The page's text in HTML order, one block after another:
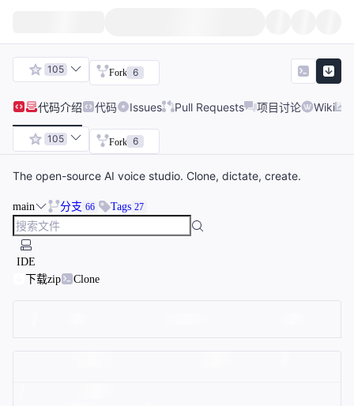
105 Fork 6
代码介绍 代码 Issues Pull Requests 项目讨论 Wiki
105 Fork 6
The open-source AI voice studio. Clone, dictate, create.
main 分支 66 Tags 27
IDE
下载zip
Clone